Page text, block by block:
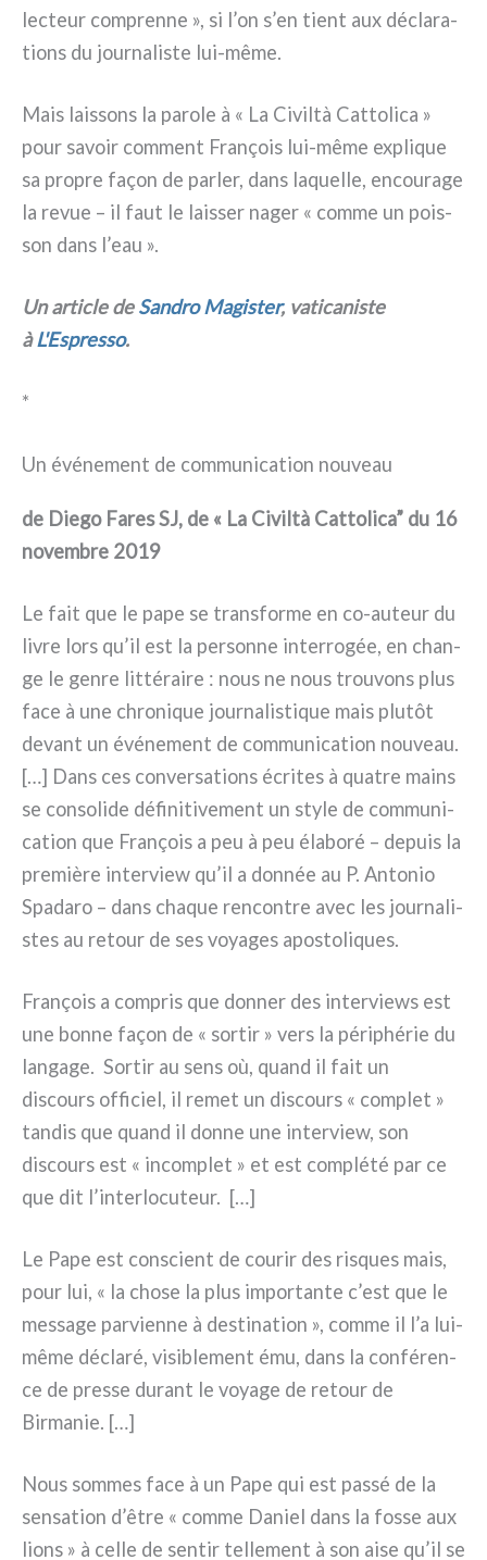
lec­teur com­pren­ne », si l’on s’en tient aux décla­ra­
tions du jour­na­li­ste lui-même.
Mais lais­sons la paro­le à « La Civiltà Cattolica »
pour savoir com­ment François lui-même expli­que
sa pro­pre façon de par­ler, dans laquel­le, encou­ra­ge
la revue – il faut le lais­ser nager « com­me un pois­
son dans l’eau ».
Un arti­cle deSandro Magister, vati­ca­ni­ste
àL'Espresso.
*
Un événement de communication nouveau
de Diego Fares SJ, de « La Civiltà Cattolica” du 16
novem­bre 2019
Le fait que le pape se tran­sfor­me en co-auteur du
livre lors qu’il est la per­son­ne inter­ro­gée, en chan­
ge le gen­re lit­té­rai­re : nous ne nous trou­vons plus
face à une chro­ni­que jour­na­li­sti­que mais plu­tôt
devant un évé­ne­ment de com­mu­ni­ca­tion nou­veau.
[…] Dans ces con­ver­sa­tions écri­tes à qua­tre mains
se con­so­li­de défi­ni­ti­ve­ment un sty­le de com­mu­ni­
ca­tion que François a peu à peu éla­bo­ré – depuis la
pre­miè­re inter­view qu’il a don­née au P. Antonio
Spadaro – dans cha­que ren­con­tre avec les jour­na­li­
stes au retour de ses voya­ges apo­sto­li­ques.
François a com­pris que don­ner des inter­views est
une bon­ne façon de « sor­tir » vers la péri­phé­rie du
lan­ga­ge. Sortir au sens où, quand il fait un
discours offi­ciel, il remet un discours « com­plet »
tan­dis que quand il don­ne une inter­view, son
discours est « incom­plet » et est com­plé­té par ce
que dit l’interlocuteur. […]
Le Pape est con­scient de cou­rir des risques mais,
pour lui, « la cho­se la plus impor­tan­te c’est que le
mes­sa­ge par­vien­ne à desti­na­tion », com­me il l’a lui-
même décla­ré, visi­ble­ment ému, dans la con­fé­ren­
ce de pres­se durant le voya­ge de retour de
Birmanie. […]
Nous som­mes face à un Pape qui est pas­sé de la
sen­sa­tion d’être « com­me Daniel dans la fos­se aux
lions » à cel­le de sen­tir tel­le­ment à son aise qu’il se